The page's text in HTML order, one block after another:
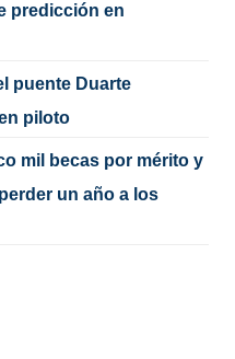
predicción en
puente Duarte
piloto
mil becas por mérito y
un año a los